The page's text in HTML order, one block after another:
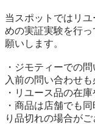
当スポットではリ
めの実証実験を行
願いします。
・ジモティーでの
入前の問い合わせも
・リユース品の在
・商品は店舗でも
り品切れの場合が